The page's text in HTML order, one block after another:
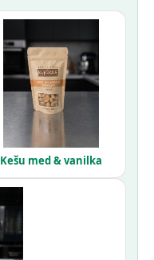
Kešu med & vanilka